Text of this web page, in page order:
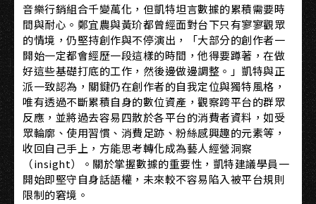
音樂行銷組合千變萬化，但凱特坦言數據的累積需要時
間與耐心。鄭宜農與黃玠都曾經面對台下只有寥寥觀眾
的情境，仍堅持創作與不停演出，「大部分的創作者一
開始一定都會經歷一段這樣的時間，他得要蹲著，在做
好這些基礎打底的工作，然後邊做邊調整。」凱特與正
派一致認為，關鍵仍在創作者的自我定位與獨特風格，
唯有透過不斷累積自身的數位資產，觀察跨平台的群眾
反應，並將過去容易四散於各平台的消費者資料，如受
眾輪廓、使用習慣、消費足跡、粉絲感興趣的元素等，
收回自己手上，方能思考轉化成為藝人經營洞察
（insight）。關於掌握數據的重要性，凱特建議學員一
開始即堅守自身話語權，未來較不容易陷入被平台規則
限制的窘境。